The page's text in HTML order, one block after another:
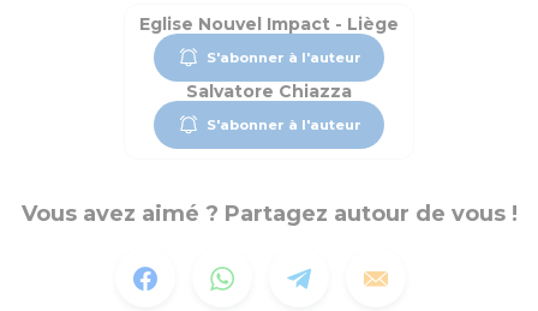
Eglise Nouvel Impact - Liège
S'abonner à l'auteur
Salvatore Chiazza
S'abonner à l'auteur
Vous avez aimé ? Partagez autour de vous !